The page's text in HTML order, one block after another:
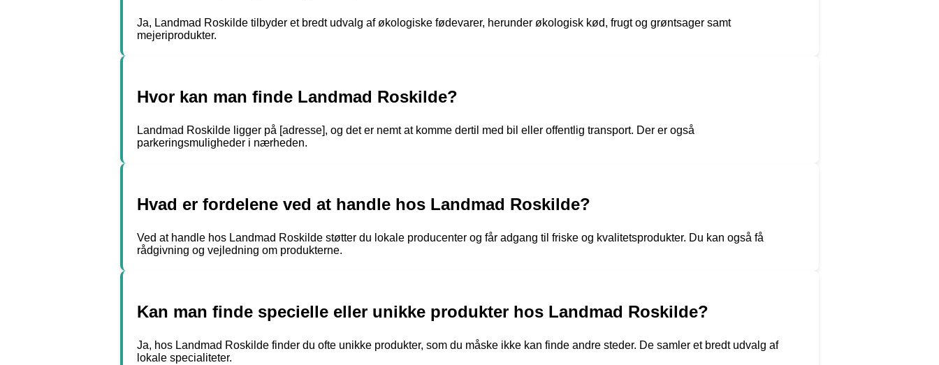
Ja, Landmad Roskilde tilbyder et bredt udvalg af økologiske fødevarer, herunder økologisk kød, frugt og grøntsager samt
mejeriprodukter.
Hvor kan man finde Landmad Roskilde?
Landmad Roskilde ligger på [adresse], og det er nemt at komme dertil med bil eller offentlig transport. Der er også
parkeringsmuligheder i nærheden.
Hvad er fordelene ved at handle hos Landmad Roskilde?
Ved at handle hos Landmad Roskilde støtter du lokale producenter og får adgang til friske og kvalitetsprodukter. Du kan også få
rådgivning og vejledning om produkterne.
Kan man finde specielle eller unikke produkter hos Landmad Roskilde?
Ja, hos Landmad Roskilde finder du ofte unikke produkter, som du måske ikke kan finde andre steder. De samler et bredt udvalg af
lokale specialiteter.